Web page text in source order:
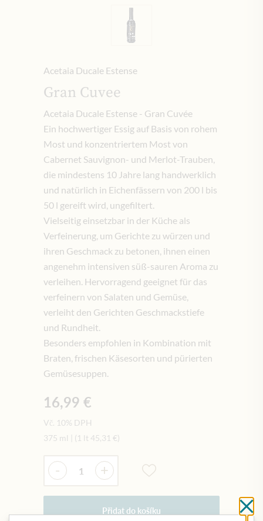
Acetaia Ducale Estense
Gran Cuvee
Acetaia Ducale Estense - Gran Cuvée
Ein hochwertiger Essig auf Basis von rohem
Most und konzentriertem Most von
Cabernet Sauvignon- und Merlot-Trauben,
die mindestens 10 Jahre lang handwerklich
und natürlich in Eichenfässern von 200 l bis
50 l gereift wird, ungefiltert.
Vielseitig einsetzbar in der Küche als
Verfeinerung, um Gerichte zu würzen und
ihren Geschmack zu betonen, ihnen einen
angenehm intensiven süß-sauren Aroma zu
verleihen. Hervorragend geeignet für das
verfeinern von Salaten und Gemüse,
verleiht den Gerichten Geschmackstiefe
und Rundheit.
Besonders empfohlen in Kombination mit
Braten, frischen Käsesorten und pürierten
Gemüsesuppen.
16,99 €
Vč. 10% DPH
375 ml
(1 lt 45,31 €)
Množství
- +
Přidat do košíku